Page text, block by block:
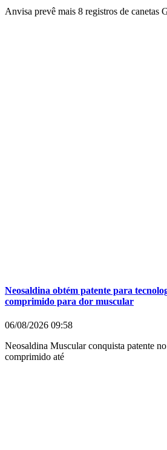
Anvisa prevê mais 8 registros de
Neosaldina obtém patente para
comprimido para dor muscular
06/08/2026 09:58
Neosaldina Muscular conquista patente
comprimido até